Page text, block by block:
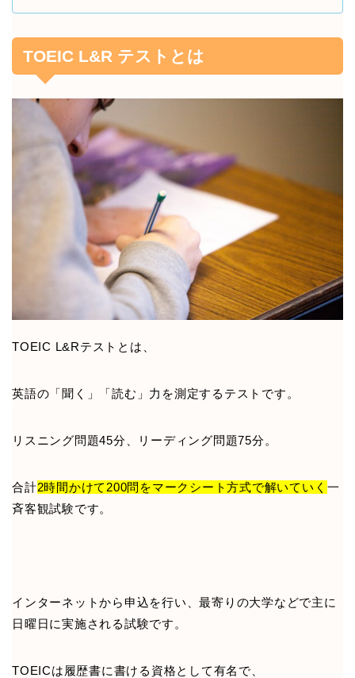
TOEIC L&R テストとは
TOEIC L&Rテストとは、
英語の「聞く」「読む」力を測定するテストです。
リスニング問題45分、リーディング問題75分。
合計2時間かけて200問をマークシート方式で解いていく 一
斉客観試験です。
インターネットから申込を行い、最寄りの大学などで主に
日曜日に実施される試験です。
TOEICは履歴書に書ける資格として有名で、